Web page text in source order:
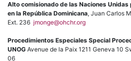
Alto comisionado de las Naciones
en la República Dominicana, Juan Carlos
Ext. 236 jmonge@ohchr.org
Procedimientos Especiales Special
UNOG Avenue de la Paix 1211 Geneva 10
06